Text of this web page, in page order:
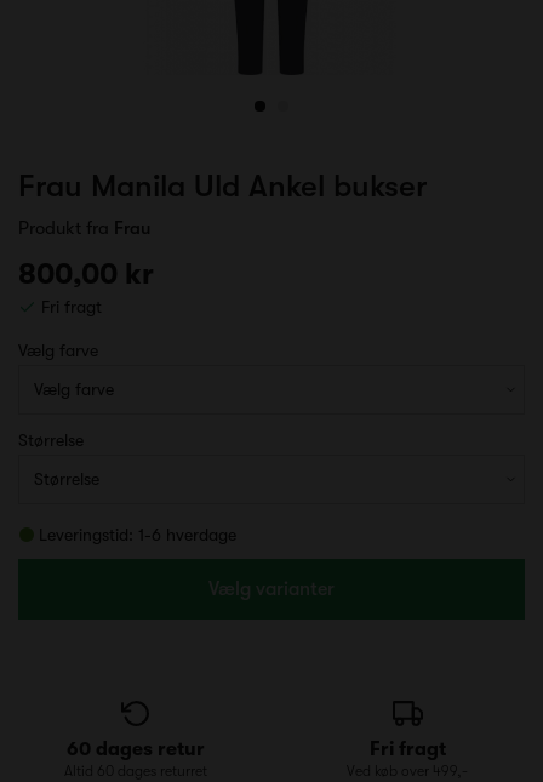
Frau Manila Uld Ankel bukser
Produkt fra Frau
800,00 kr
Fri fragt
Vælg farve
Størrelse
Leveringstid: 1-6 hverdage
Vælg varianter
60 dages retur
Altid 60 dages returret
Fri fragt
Ved køb over 499,-